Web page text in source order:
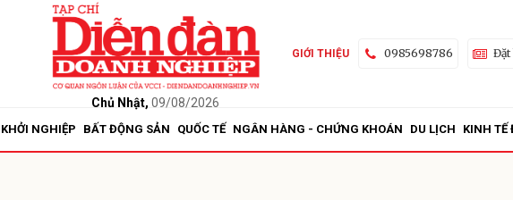
Chủ Nhật, 09/08/2026
GIỚI THIỆU 0985698786 Đặt
KHỞI NGHIỆP BẤT ĐỘNG SẢN QUỐC TẾ NGÂN HÀNG - CHỨNG KHOÁN DU LỊCH KINH TẾ